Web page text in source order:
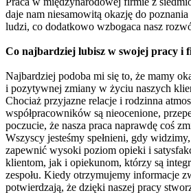
daje nam niesamowitą okazję do
ludzi, co dodatkowo wzbogaca nasz
Co najbardziej lubisz w swojej pracy i
Najbardziej podoba mi się to, że mamy
i pozytywnej zmiany w życiu naszych
Chociaż przyjazne relacje i rodzinna
współpracowników są nieocenione,
poczucie, że nasza praca naprawdę coś
Wszyscy jesteśmy spełnieni, gdy widzimy,
zapewnić wysoki poziom opieki i
klientom, jak i opiekunom, którzy są
zespołu. Kiedy otrzymujemy informacje
potwierdzają, że dzięki naszej pracy